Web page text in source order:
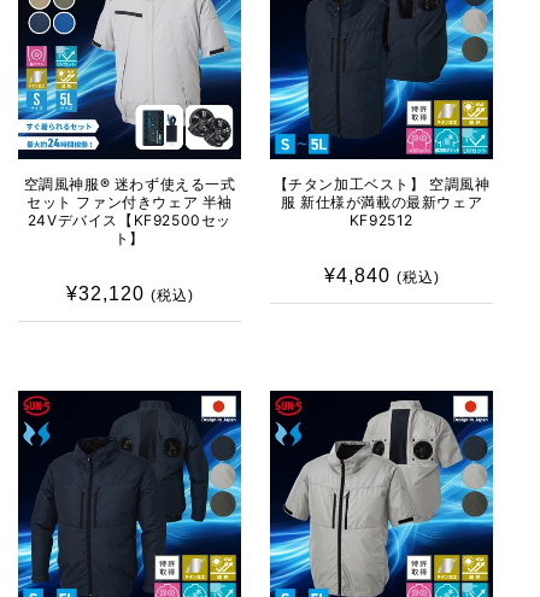
空調風神服® 迷わず使える一式
セット ファン付きウェア 半袖
24Vデバイス【KF92500セッ
ト】
通
常
¥32,120 (税込)
【チタン加工ベスト】 空調風神
服 新仕様が満載の最新ウェア
KF92512
通
常
¥4,840 (税込)